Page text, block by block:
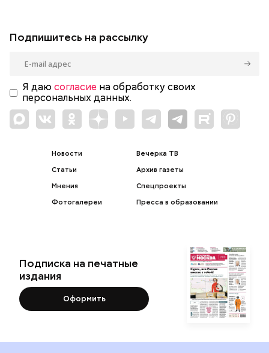
Подпишитесь на рассылку
Я даю согласие на обработку своих
персональных данных.
Новости
Статьи
Мнения
Фотогалереи
Вечерка ТВ
Архив газеты
Спецпроекты
Пресса в образовании
Подписка на печатные
издания
Оформить